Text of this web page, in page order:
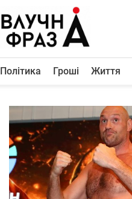
Політика
Життя
Лайфстайл
ТехноНаука
Людина
Політика Гроші Життя